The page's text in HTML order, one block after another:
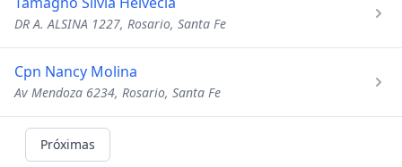
DR A. ALSINA 1227, Rosario, Santa Fe
Cpn Nancy Molina
Av Mendoza 6234, Rosario, Santa Fe
Próximas